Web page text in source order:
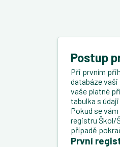
Postup
Při prvním
databáze vaši
vaše platné
tabulka s
Pokud se
registru Škol/
případě
První